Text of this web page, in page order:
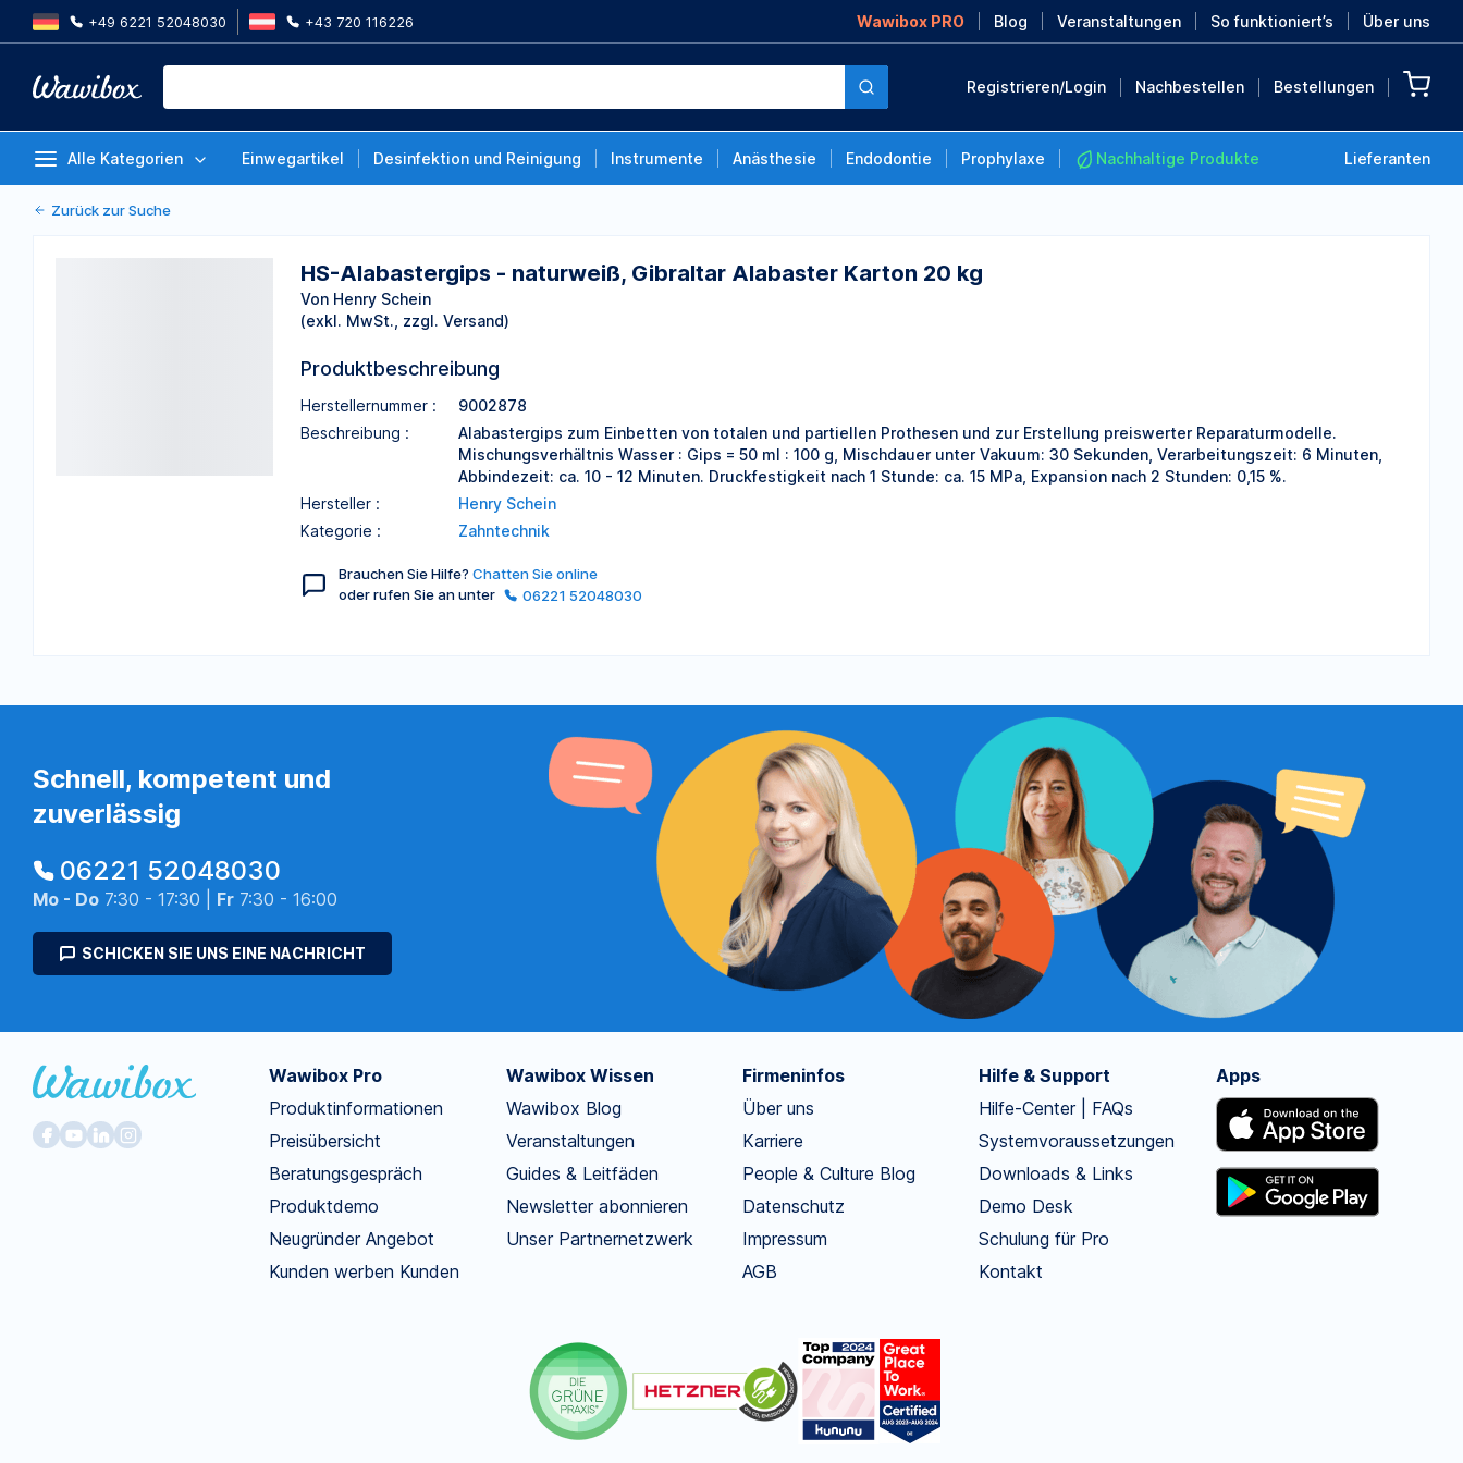
+49 6221 52048030 +43 720 116226 Wawibox PRO Blog Veranstaltungen So funktioniert’s Über uns
Registrieren/Login Nachbestellen Bestellungen
Alle Kategorien Einwegartikel Desinfektion und Reinigung Instrumente Anästhesie Endodontie Prophylaxe Nachhaltige Produkte Lieferanten
MEHR ENTDECKEN
HS-Alabastergips - naturweiß, Gibraltar Alabaster
Zurück zur Suche
HS-Alabastergips - naturweiß, Gibraltar Alabaster Karton 20 kg
Von Henry Schein
(exkl. MwSt., zzgl. Versand)
Produktbeschreibung
Herstellernummer :
9002878
Beschreibung :
Alabastergips zum Einbetten von totalen und partiellen Prothesen und zur Erstellung preiswerter Reparaturmodelle.
Mischungsverhältnis Wasser : Gips = 50 ml : 100 g, Mischdauer unter Vakuum: 30 Sekunden, Verarbeitungszeit: 6 Minuten,
Abbindezeit: ca. 10 - 12 Minuten. Druckfestigkeit nach 1 Stunde: ca. 15 MPa, Expansion nach 2 Stunden: 0,15 %.
Hersteller :
Henry Schein
Kategorie :
Zahntechnik
Brauchen Sie Hilfe? Chatten Sie online
oder rufen Sie an unter
06221 52048030
Schnell, kompetent und
zuverlässig
06221 52048030
Mo - Do 7:30 - 17:30 | Fr 7:30 - 16:00
SCHICKEN SIE UNS EINE NACHRICHT
Wawibox Pro
Produktinformationen
Preisübersicht
Beratungsgespräch
Produktdemo
Neugründer Angebot
Kunden werben Kunden
Wawibox Wissen
Wawibox Blog
Veranstaltungen
Guides & Leitfäden
Newsletter abonnieren
Unser Partnernetzwerk
Firmeninfos
Über uns
Karriere
People & Culture Blog
Datenschutz
Impressum
AGB
Hilfe & Support
Hilfe-Center | FAQs
Systemvoraussetzungen
Downloads & Links
Demo Desk
Schulung für Pro
Kontakt
Apps